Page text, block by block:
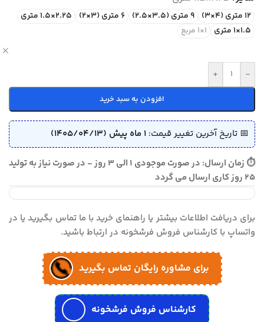
12 متری (4×3) 9 متری (3.5×2.5) 6 متری (3×2)
2.25×1.5 متری
1.5×1 متری
1×1 مربع
-
+
افزودن به سبد خرید
📅 تاریخ آخرین تغییر قیمت: 1 ماه پیش (1405/04/13)
⏱ زمان ارسال: در صورت موجودی 1 الی 3 روز - در صورت نیاز به تولید
25 روز کاری ارسال می گردد
برای دریافت اطلاعات بیشتر یا راهنمای خرید با ما تماس بگیرید یا در
واتساپ با کارشناس فروش فرشخونه در ارتباط باشید.
برای مشاوره رایگان تماس بگیرید
کارشناس فروش فرشخونه